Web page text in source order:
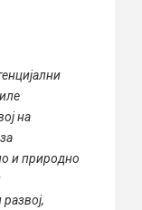
на
и природно